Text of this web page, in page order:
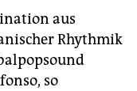
aus
Rhythmik
so